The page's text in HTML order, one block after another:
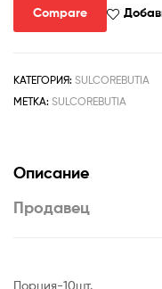
tiraquensis
v.bicolorispina
s
Compare
КАТЕГОРИЯ: SULCOREBUTIA
МЕТКА: SULCOREBUTIA
Описание
Продавец
Порция-10шт.